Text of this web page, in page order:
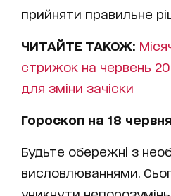
прийняти правильне
ЧИТАЙТЕ ТАКОЖ:
стрижок на червень
для зміни зачіски
Гороскоп на 18
Будьте обережні з
висловлюваннями.
уникнути непорозумінь.